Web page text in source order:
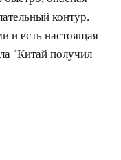
контур.
и есть настоящая
"Китай получил